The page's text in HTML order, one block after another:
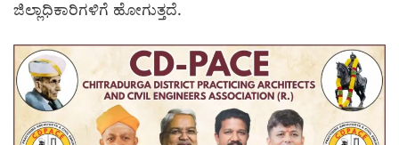
ಜಿಲ್ಲಾಧಿಕಾರಿಗಳಿಗೆ ಹೋಗುತ್ತದೆ.